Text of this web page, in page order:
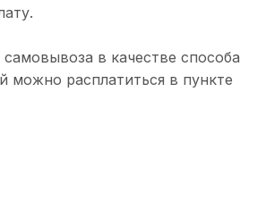
в качестве способа
можно расплатиться в пункте